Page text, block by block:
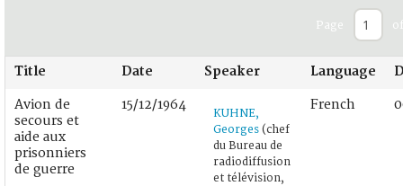
Page
Title Date Speaker Language
Avion de
secours et
aide aux
prisonniers
de guerre
15/12/1964
KUHNE,
Georges (chef
du Bureau de
radiodiffusion
et télévision,
French